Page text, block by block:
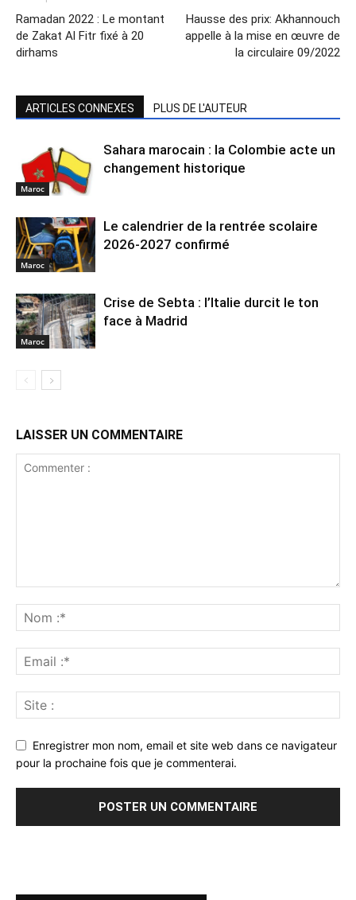
Ramadan 2022 : Le montant
de Zakat Al Fitr fixé à 20
dirhams
Hausse des prix: Akhannouch
appelle à la mise en œuvre de
la circulaire 09/2022
ARTICLES CONNEXES PLUS DE L'AUTEUR
Maroc
Sahara marocain : la Colombie acte un
changement historique
Maroc
Le calendrier de la rentrée scolaire
2026-2027 confirmé
Maroc
Crise de Sebta : l’Italie durcit le ton
face à Madrid
LAISSER UN COMMENTAIRE
Enregistrer mon nom, email et site web dans ce navigateur
pour la prochaine fois que je commenterai.